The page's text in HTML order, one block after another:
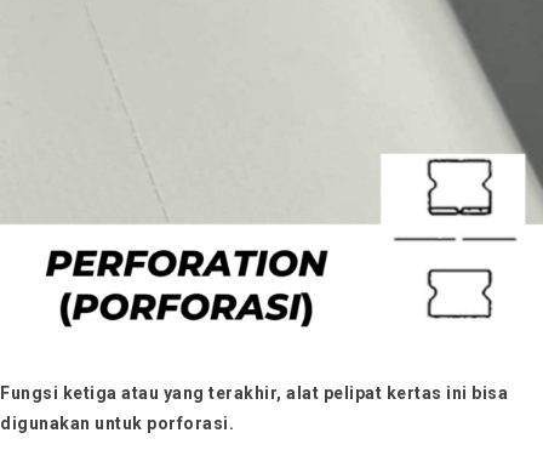
Fungsi ketiga atau yang terakhir, alat pelipat kertas ini bisa
digunakan untuk porforasi.